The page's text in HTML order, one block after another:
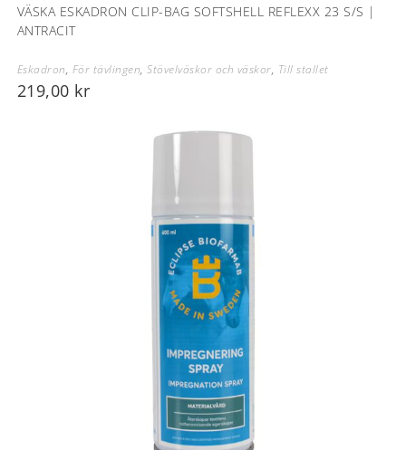
VÄSKA ESKADRON CLIP-BAG SOFTSHELL REFLEXX 23 S/S |
ANTRACIT
Eskadron, För tävlingen,Stövelväskor och väskor, Till stallet
219,00 kr